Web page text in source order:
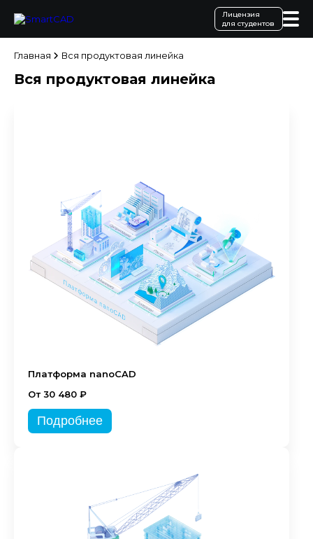
Лицензия
для студентов
Главная Вся продуктовая линейка
Вся продуктовая линейка
Платформа nanoCAD
От 30 480 ₽
Подробнее